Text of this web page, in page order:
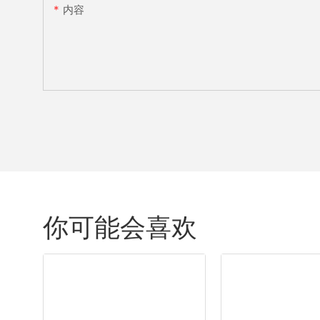
内容
你可能会喜欢